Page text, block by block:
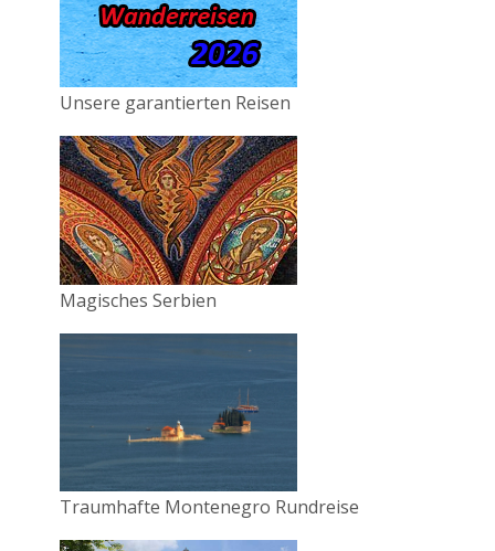
Unsere garantierten Reisen
Magisches Serbien
Traumhafte Montenegro Rundreise